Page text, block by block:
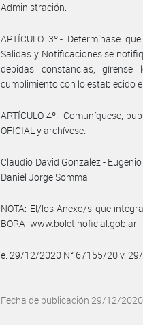
Administración.
ARTÍCULO 3º.- Determínase
Salidas y Notificaciones se
debidas constancias,
cumplimiento con lo establecido
ARTÍCULO 4º.- Comuníquese,
OFICIAL y archívese.
Claudio David Gonzalez -
Daniel Jorge Somma
NOTA: El/los Anexo/s que
BORA -www.boletinoficial.gob.ar-
e. 29/12/2020 N° 67155/20 v.
Fecha de publicación 29/12/2020